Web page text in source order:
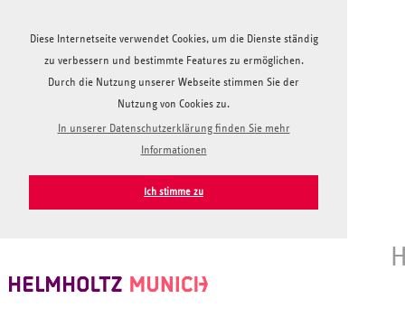
Diese Internetseite verwendet Cookies, um die Dienste ständig
zu verbessern und bestimmte Features zu ermöglichen.
Durch die Nutzung unserer Webseite stimmen Sie der
Nutzung von Cookies zu.
In unserer Datenschutzerklärung finden Sie mehr
Informationen
Ich stimme zu